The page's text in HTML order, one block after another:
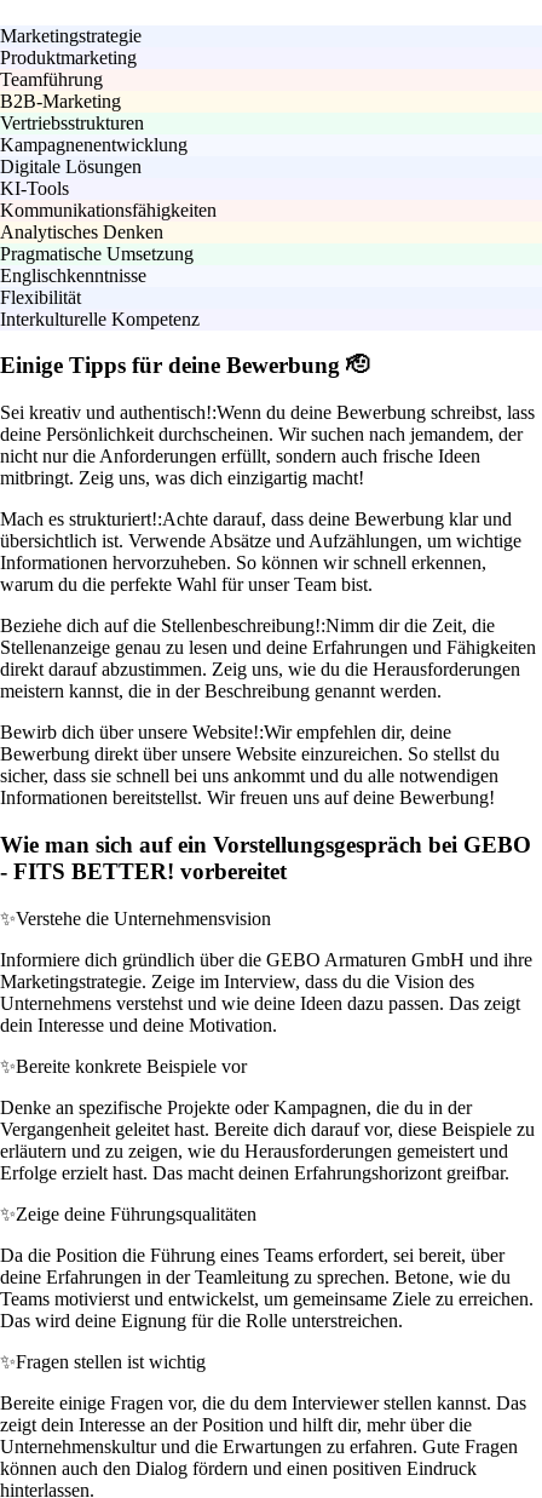
Marketingstrategie
Produktmarketing
Teamführung
B2B-Marketing
Vertriebsstrukturen
Kampagnenentwicklung
Digitale Lösungen
KI-Tools
Kommunikationsfähigkeiten
Analytisches Denken
Pragmatische Umsetzung
Englischkenntnisse
Flexibilität
Interkulturelle Kompetenz
Einige Tipps für deine Bewerbung 🫡
Sei kreativ und authentisch!:Wenn du deine Bewerbung schreibst, lass
deine Persönlichkeit durchscheinen. Wir suchen nach jemandem, der
nicht nur die Anforderungen erfüllt, sondern auch frische Ideen
mitbringt. Zeig uns, was dich einzigartig macht!
Mach es strukturiert!:Achte darauf, dass deine Bewerbung klar und
übersichtlich ist. Verwende Absätze und Aufzählungen, um wichtige
Informationen hervorzuheben. So können wir schnell erkennen,
warum du die perfekte Wahl für unser Team bist.
Beziehe dich auf die Stellenbeschreibung!:Nimm dir die Zeit, die
Stellenanzeige genau zu lesen und deine Erfahrungen und Fähigkeiten
direkt darauf abzustimmen. Zeig uns, wie du die Herausforderungen
meistern kannst, die in der Beschreibung genannt werden.
Bewirb dich über unsere Website!:Wir empfehlen dir, deine
Bewerbung direkt über unsere Website einzureichen. So stellst du
sicher, dass sie schnell bei uns ankommt und du alle notwendigen
Informationen bereitstellst. Wir freuen uns auf deine Bewerbung!
Wie man sich auf ein Vorstellungsgespräch bei GEBO
- FITS BETTER! vorbereitet
✨Verstehe die Unternehmensvision
Informiere dich gründlich über die GEBO Armaturen GmbH und ihre
Marketingstrategie. Zeige im Interview, dass du die Vision des
Unternehmens verstehst und wie deine Ideen dazu passen. Das zeigt
dein Interesse und deine Motivation.
✨Bereite konkrete Beispiele vor
Denke an spezifische Projekte oder Kampagnen, die du in der
Vergangenheit geleitet hast. Bereite dich darauf vor, diese Beispiele zu
erläutern und zu zeigen, wie du Herausforderungen gemeistert und
Erfolge erzielt hast. Das macht deinen Erfahrungshorizont greifbar.
✨Zeige deine Führungsqualitäten
Da die Position die Führung eines Teams erfordert, sei bereit, über
deine Erfahrungen in der Teamleitung zu sprechen. Betone, wie du
Teams motivierst und entwickelst, um gemeinsame Ziele zu erreichen.
Das wird deine Eignung für die Rolle unterstreichen.
✨Fragen stellen ist wichtig
Bereite einige Fragen vor, die du dem Interviewer stellen kannst. Das
zeigt dein Interesse an der Position und hilft dir, mehr über die
Unternehmenskultur und die Erwartungen zu erfahren. Gute Fragen
können auch den Dialog fördern und einen positiven Eindruck
hinterlassen.